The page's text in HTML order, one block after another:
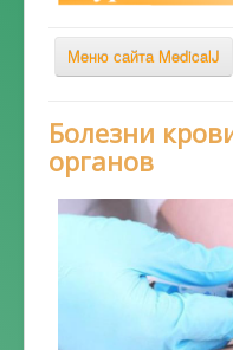
Меню сайта MedicalJ
Симптомы
Заболевания
Диагностика
Лечение
Советы врача
Болезни
органов